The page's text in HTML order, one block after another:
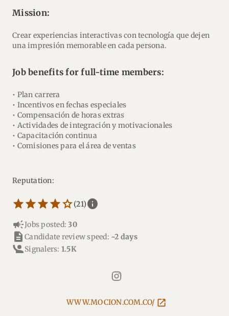
mission:
Crear experiencias interactivas con tecnología que dejen
una impresión memorable en cada persona.
Job benefits for full-time members:
• Plan carrera
• Incentivos en fechas especiales
• Compensación de horas extras
• Actividades de integración y motivacionales
• Capacitación continua
• Comisiones para el área de ventas
Reputation:
star_borderstar_borderstar_borderstar_borderstar_border
starstarstarstarstar(21)info
campaign Jobs posted:30
description Candidate review speed: ~2 days
Signalers: 1.5K
WWW.MOCION.COM.CO/